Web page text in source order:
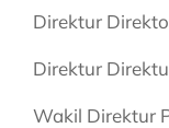
Direktur
Direktur
Wakil Direktur